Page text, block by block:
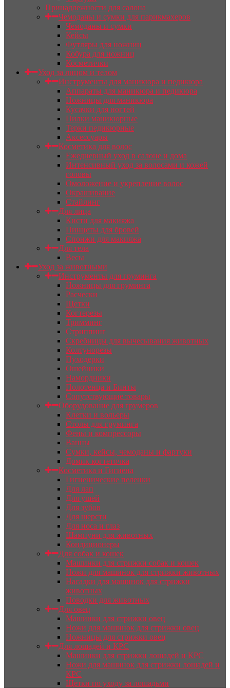
Принадлежности для салона
Чемоданы и сумки для парикмахеров
Чемоданы и сумки
Кейсы
Футляры для ножниц
Кобура для ножниц
Косметички
Уход за лицом и телом
Инструменты для маникюра и педикюра
Аппараты для маникюра и педикюра
Ножницы для маникюра
Кусачки для ногтей
Пилки маникюрные
Терки педикюрные
Аксессуары
Косметика для волос
Ежедневный уход в салоне и дома
Интенсивный уход за волосами и кожей
головы
Омоложение и укрепление волос
Окрашивание
Стайлинг
Для лица
Кисти для макияжа
Пинцеты для бровей
Спонжи для макияжа
Для тела
Весы
Уход за животными
Инструменты для груминга
Ножницы для груминга
Расчески
Щетки
Когтерезы
Тримминг
Стриппинг
Скребницы для вычесывания животных
Колтунорезы
Пуходерки
Ошейники
Намордники
Полотенца и Бинты
Сопутствующие товары
Оборудование для грумеров
Клетки и вольеры
Столы для груминга
Фены и компрессоры
Ванны
Сумки, кейсы, чемоданы и фартуки
Домик когтеточка
Косметика и Гигиена
Гигиенические пеленки
Для лап
Для ушей
Для зубов
Для шерсти
Для носа и глаз
Шампуни для животных
Кондиционеры
Для собак и кошек
Машинки для стрижки собак и кошек
Ножи для машинок для стрижки животных
Насадки для машинок для стрижки
животных
Поводки для животных
Для овец
Машинки для стрижки овец
Ножи для машинок для стрижки овец
Ножницы для стрижки овец
Для лошадей и КРС
Машинки для стрижки лошадей и КРС
Ножи для машинок для стрижки лошадей и
КРС
Щетки по уходу за лошадьми